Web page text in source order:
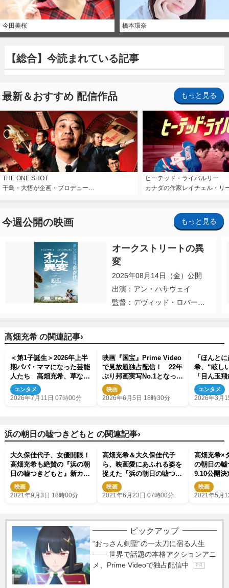
今田美桜 橋本環奈
【総合】今読まれている記事
最新＆おすすめ 配信作品 もっと見る
THE ONE SHOT
千鳥・大悟が企画・プロデュー…
ヒーテッド・ライバルリー
カナダの作家レイチェル・リ
今週公開の映画 もっと見る
オークストリートの異
変
2026年08月14日（金）公開
出演：アン・ハサウェイ
監督：デヴィッド・ロバー
高畑充希 の関連記事›
＜第1子誕生＞2026年上半
期パパ・ママになった芸能
人たち 高畑充希、草なぎ
剛、藤田ニコルら有名人多
数
エンタメ
2026年7月11日 07時00分
映画『国宝』Prime Video
で見放題独占配信！ 22年
ぶり邦画実写No.1となった
話題作
映画
2026年6月5日 18時30分
「ほんと
希、“眩し
「目ん玉
た、、」
り、綺麗で
エンタメ
2026年3月
浜の朝日の嘘つきどもと の関連記事›
大久保佳代子、女優開眼！
高畑充希も絶賛の『浜の朝
日の嘘つきどもと』新カッ
ト解禁
映画
2021年9月3日 18時00分
高畑充希＆大久保佳代子
ら、映画愛にあふれる姿を
捉えた『浜の朝日の嘘つき
どもと』場面写真解禁
映画
2021年6月23日 07時00分
高畑充希×
の朝日の
9.10公開
スター解禁
映画
2021年5月
ピックアップ
“おっさん剣聖”の一太刀に宿る人生
―― 世界で話題の本格アクションアニ
メ、Prime Videoで独占配信中
P R